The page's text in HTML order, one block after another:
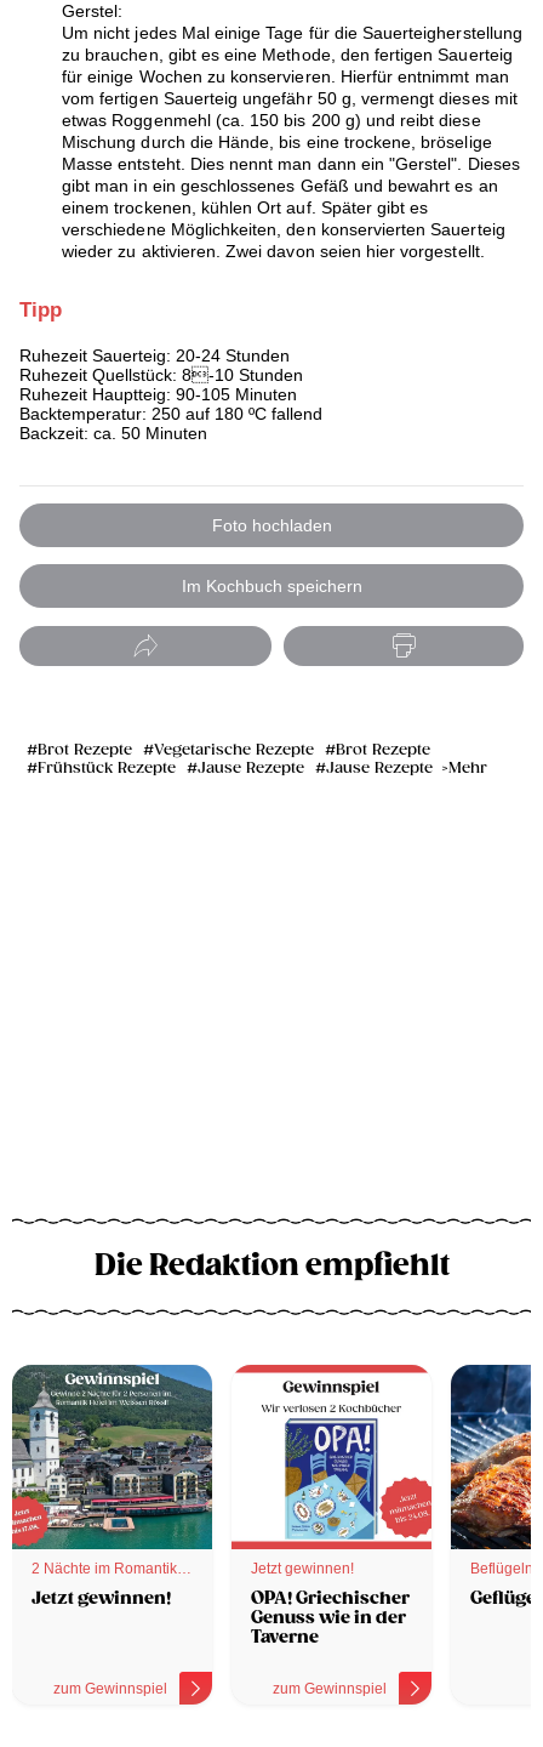
Gerstel:
Um nicht jedes Mal einige Tage für die Sauerteigherstellung
zu brauchen, gibt es eine Methode, den fertigen Sauerteig
für einige Wochen zu konservieren. Hierfür entnimmt man
vom fertigen Sauerteig ungefähr 50 g, vermengt dieses mit
etwas Roggenmehl (ca. 150 bis 200 g) und reibt diese
Mischung durch die Hände, bis eine trockene, bröselige
Masse entsteht. Dies nennt man dann ein "Gerstel". Dieses
gibt man in ein geschlossenes Gefäß und bewahrt es an
einem trockenen, kühlen Ort auf. Später gibt es
verschiedene Möglichkeiten, den konservierten Sauerteig
wieder zu aktivieren. Zwei davon seien hier vorgestellt.
Tipp
Ruhezeit Sauerteig: 20-24 Stunden
Ruhezeit Quellstück: 8-10 Stunden
Ruhezeit Hauptteig: 90-105 Minuten
Backtemperatur: 250 auf 180 ºC fallend
Backzeit: ca. 50 Minuten
Foto hochladen
Im Kochbuch speichern
Brot Rezepte Vegetarische Rezepte
Brot Rezepte
Frühstück Rezepte
Jause Rezepte Jause Rezepte Mehr
Die Redaktion empfiehlt
2 Nächte im Romantik
Hotel
Jetzt gewinnen!
zum Gewinnspiel
Jetzt gewinnen!
OPA! Griechischer
Genuss wie in der
Taverne
zum Gewinnspiel